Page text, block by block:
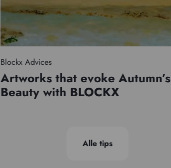
Blockx Advices
Artworks that evoke Autumn’s
Beauty with BLOCKX
Alle tips